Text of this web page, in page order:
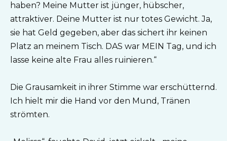
haben? Meine Mutter ist jünger, hübscher,
attraktiver. Deine Mutter ist nur totes Gewicht. Ja,
sie hat Geld gegeben, aber das sichert ihr keinen
Platz an meinem Tisch. DAS war MEIN Tag, und ich
lasse keine alte Frau alles ruinieren.“
Die Grausamkeit in ihrer Stimme war erschütternd.
Ich hielt mir die Hand vor den Mund, Tränen
strömten.